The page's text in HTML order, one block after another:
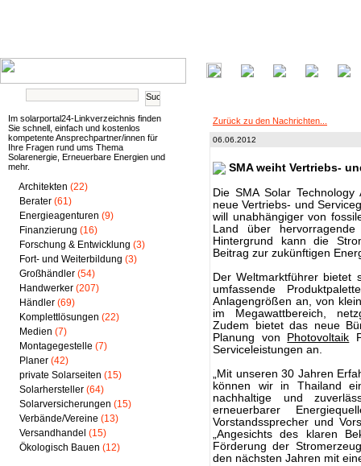
Im solarportal24-Linkverzeichnis finden
Sie schnell, einfach und kostenlos
kompetente Ansprechpartner/innen für
Ihre Fragen rund ums Thema
Solarenergie, Erneuerbare Energien und
mehr.
Architekten (22)
Berater (61)
Energieagenturen (9)
Finanzierung (16)
Forschung & Entwicklung (3)
Fort- und Weiterbildung (3)
Großhändler (54)
Handwerker (207)
Händler (69)
Komplettlösungen (22)
Medien (7)
Montagegestelle (7)
Planer (42)
private Solarseiten (15)
Solarhersteller (64)
Solarversicherungen (15)
Verbände/Vereine (13)
Versandhandel (15)
Ökologisch Bauen (12)
Zurück zu den Nachrichten...
06.06.2012
SMA weiht Vertriebs-
Die SMA Solar
neue Vertriebs- und
will unabhängiger von
Land über hervorragende
Hintergrund kann die
Beitrag zur zukünftigen
Der Weltmarktführer bietet
umfassende
Anlagengrößen an, von
im Megawattbereich,
Zudem bietet das neue
Planung von
Photovoltaik
Serviceleistungen an.
„Mit unseren 30 Jahren
können wir in Thailand
nachhaltige und
erneuerbarer
Vorstandssprecher und
„Angesichts des klaren
Förderung der
den nächsten Jahren mit